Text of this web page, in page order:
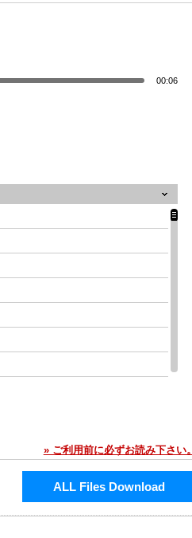
00:06
» ご利用前に必ずお読み下さい。
ALL Files Download